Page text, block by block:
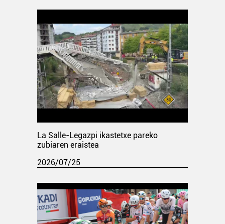
La Salle-Legazpi ikastetxe pareko
zubiaren eraistea
2026/07/25